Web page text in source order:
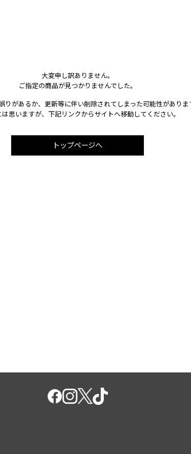
大変申し訳ありません。
ご指定の商品が見つかりませんでした。
りがあるか、更新等に伴い削除されてしまった可能性がありま
思いますが、下記リンクからサイトへ移動してください。
トップページへ